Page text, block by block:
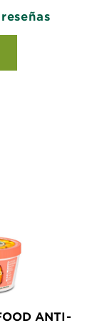
ANTI-